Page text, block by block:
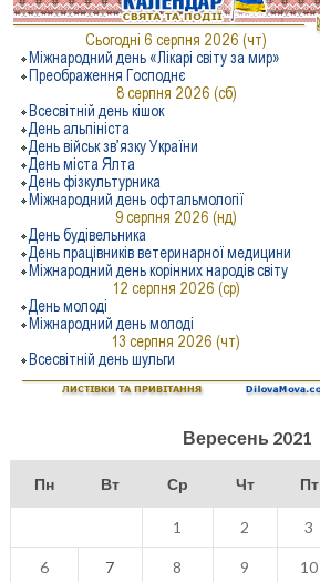
Вересень 2021
Пн Вт Ср Чт Пт
1 2 3
6 7 8 9 10